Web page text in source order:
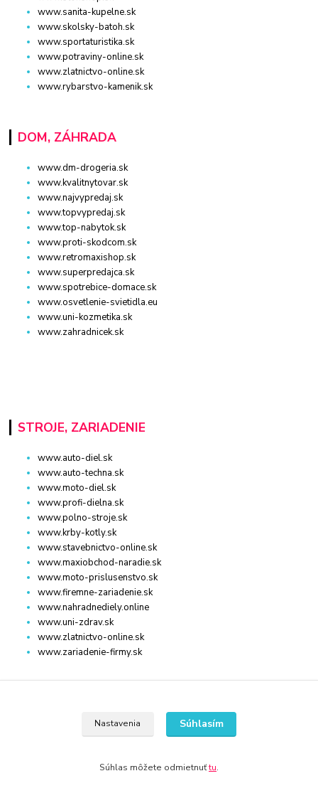
www.sanita-kupelne.sk
www.skolsky-batoh.sk
www.sportaturistika.sk
www.potraviny-online.sk
www.zlatnictvo-online.sk
www.rybarstvo-kamenik.sk
DOM, ZÁHRADA
www.dm-drogeria.sk
www.kvalitnytovar.sk
www.najvypredaj.sk
www.topvypredaj.sk
www.top-nabytok.sk
www.proti-skodcom.sk
www.retromaxishop.sk
www.superpredajca.sk
www.spotrebice-domace.sk
www.osvetlenie-svietidla.eu
www.uni-kozmetika.sk
www.zahradnicek.sk
STROJE, ZARIADENIE
www.auto-diel.sk
www.auto-techna.sk
www.moto-diel.sk
www.profi-dielna.sk
www.polno-stroje.sk
www.krby-kotly.sk
www.stavebnictvo-online.sk
www.maxiobchod-naradie.sk
www.moto-prislusenstvo.sk
www.firemne-zariadenie.sk
www.nahradnediely.online
www.uni-zdrav.sk
www.zlatnictvo-online.sk
www.zariadenie-firmy.sk
+421 940 949 000
Nastavenia Súhlasím
Súhlas môžete odmietnuťtu.